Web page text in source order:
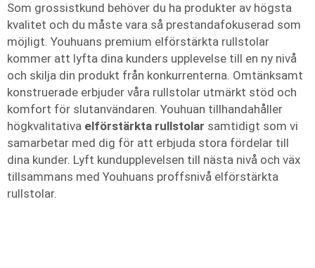
Som grossistkund behöver du ha produkter av högsta
kvalitet och du måste vara så prestandafokuserad som
möjligt. Youhuans premium elförstärkta rullstolar
kommer att lyfta dina kunders upplevelse till en ny nivå
och skilja din produkt från konkurrenterna. Omtänksamt
konstruerade erbjuder våra rullstolar utmärkt stöd och
komfort för slutanvändaren. Youhuan tillhandahåller
högkvalitativa elförstärkta rullstolar samtidigt som vi
samarbetar med dig för att erbjuda stora fördelar till
dina kunder. Lyft kundupplevelsen till nästa nivå och väx
tillsammans med Youhuans proffsnivå elförstärkta
rullstolar.